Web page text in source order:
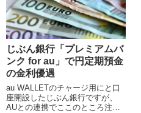
じぶん銀行「プレミアムバ
ンク for au」で円定期預金
の金利優遇
au WALLETのチャージ用にと口
座開設したじぶん銀行ですが、
AUとの連携でここのところ注目